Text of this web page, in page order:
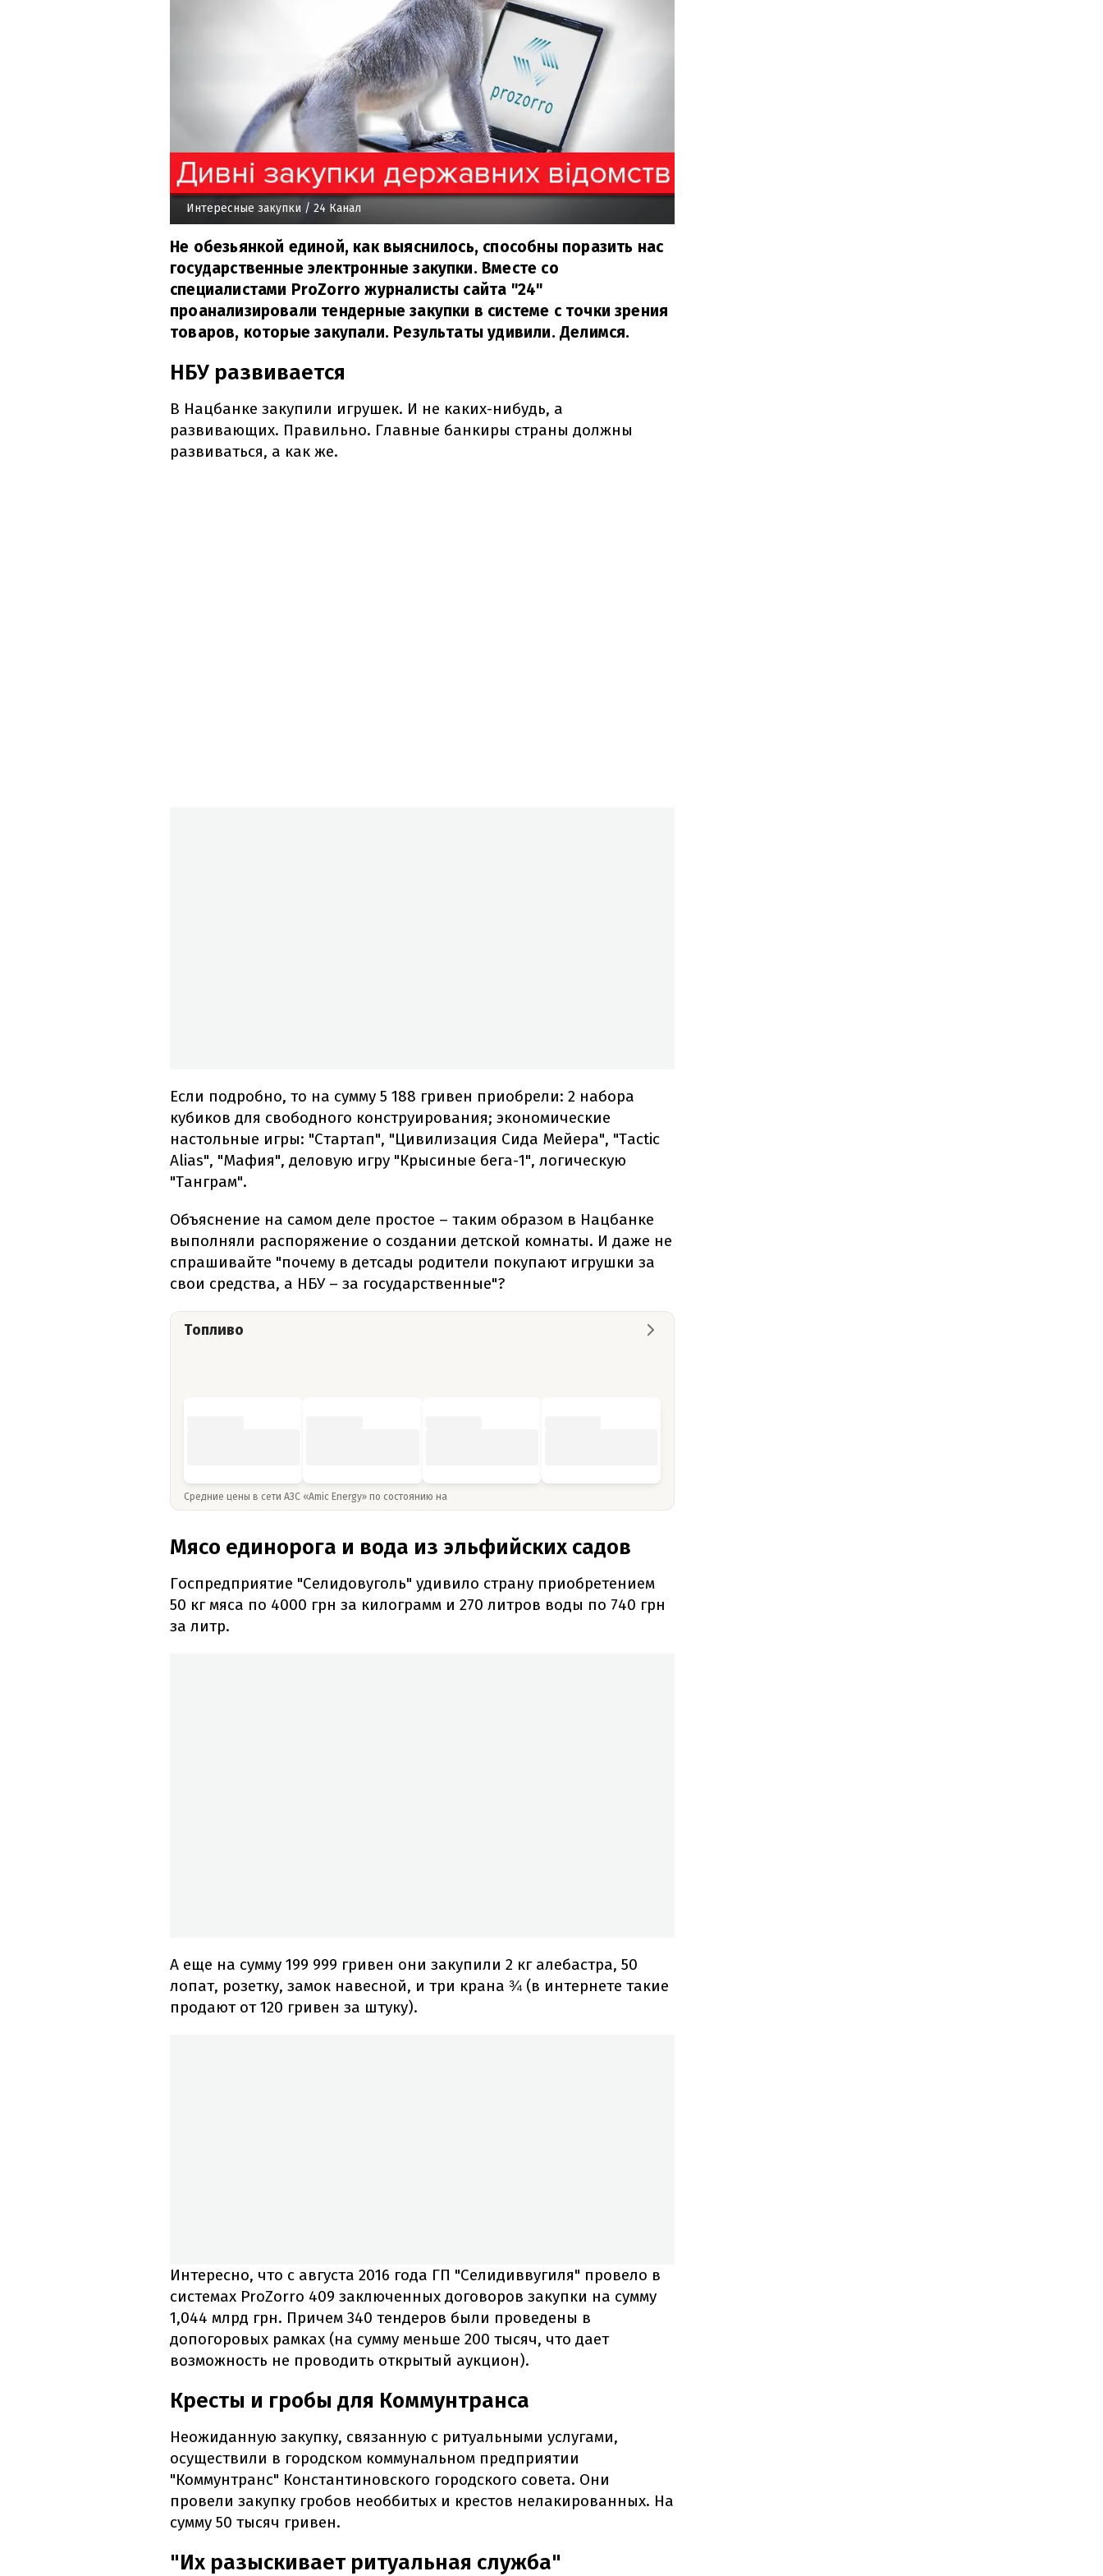
Интересные закупки / 24 Канал
Не обезьянкой единой, как выяснилось, способны поразить нас
государственные электронные закупки. Вместе со
специалистами ProZorro журналисты сайта "24"
проанализировали тендерные закупки в системе с точки зрения
товаров, которые закупали. Результаты удивили. Делимся.
НБУ развивается
В Нацбанке закупили игрушек. И не каких-нибудь, а
развивающих. Правильно. Главные банкиры страны должны
развиваться, а как же.
Если подробно, то на сумму 5 188 гривен приобрели: 2 набора
кубиков для свободного конструирования; экономические
настольные игры: "Стартап", "Цивилизация Сида Мейера", "Tactic
Alias", "Мафия", деловую игру "Крысиные бега-1", логическую
"Танграм".
Объяснение на самом деле простое – таким образом в Нацбанке
выполняли распоряжение о создании детской комнаты. И даже не
спрашивайте "почему в детсады родители покупают игрушки за
свои средства, а НБУ – за государственные"?
Топливо
Средние цены в сети АЗС «Amic Energy» по состоянию на
Мясо единорога и вода из эльфийских садов
Госпредприятие "Селидовуголь" удивило страну приобретением
50 кг мяса по 4000 грн за килограмм и 270 литров воды по 740 грн
за литр.
А еще на сумму 199 999 гривен они закупили 2 кг алебастра, 50
лопат, розетку, замок навесной, и три крана ¾ (в интернете такие
продают от 120 гривен за штуку).
Интересно, что с августа 2016 года ГП "Селидиввугиля" провело в
сиcтемах ProZorro 409 заключенных договоров закупки на сумму
1,044 млрд грн. Причем 340 тендеров были проведены в
допогоровых рамках (на сумму меньше 200 тысяч, что дает
возможность не проводить открытый аукцион).
Кресты и гробы для Коммунтранса
Неожиданную закупку, связанную с ритуальными услугами,
осуществили в городском коммунальном предприятии
"Коммунтранс" Константиновского городского совета. Они
провели закупку гробов необбитых и крестов нелакированных. На
сумму 50 тысяч гривен.
"Их разыскивает ритуальная служба"